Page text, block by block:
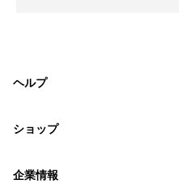
ヘルプ
ショップ
企業情報